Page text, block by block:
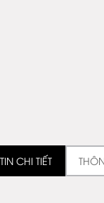
CHI TIẾT